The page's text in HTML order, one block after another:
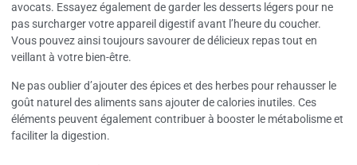
avocats. Essayez également de garder les desserts légers pour ne
pas surcharger votre appareil digestif avant l’heure du coucher.
Vous pouvez ainsi toujours savourer de délicieux repas tout en
veillant à votre bien-être.
Ne pas oublier d’ajouter des épices et des herbes pour rehausser le
goût naturel des aliments sans ajouter de calories inutiles. Ces
éléments peuvent également contribuer à booster le métabolisme et
faciliter la digestion.